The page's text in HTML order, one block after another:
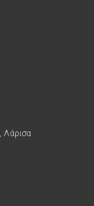
Λάρισα